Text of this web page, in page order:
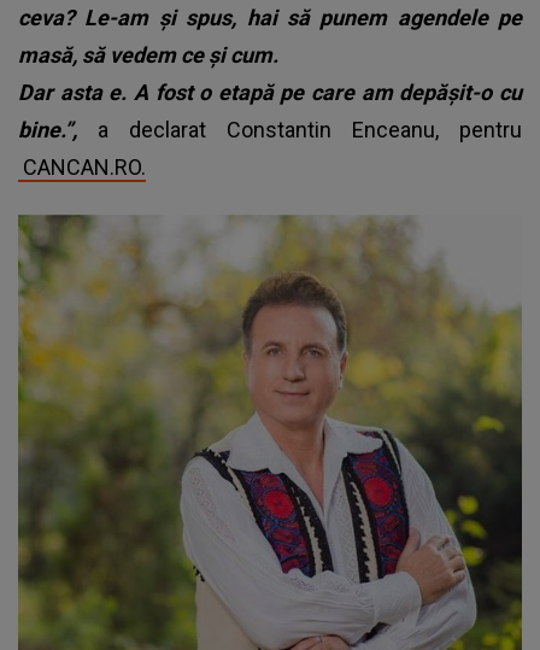
ceva? Le-am și spus, hai să punem agendele pe
masă, să vedem ce și cum.
Dar asta e. A fost o etapă pe care am depășit-o cu
bine.”, a declarat Constantin Enceanu, pentru
CANCAN.RO.